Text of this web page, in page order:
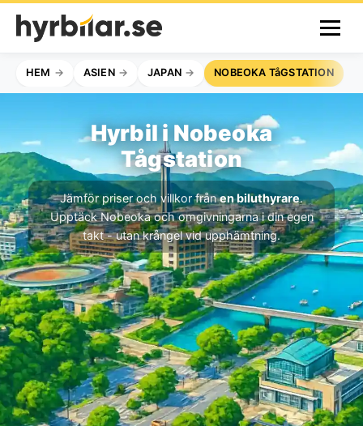
HEM ASIEN JAPAN NOBEOKA TåGSTATION
Hyrbil i Nobeoka
Tågstation
Jämför priser och villkor frånen biluthyrare.
Upptäck Nobeoka och omgivningarna i din egen
takt - utan krångel vid upphämtning.